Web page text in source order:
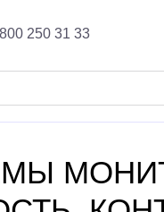
250 31 33